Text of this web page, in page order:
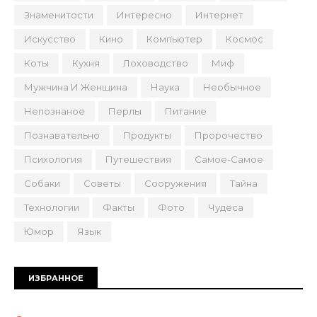
Знаменитости Интересно Интернет
Искусство Кино Компьютер Космос
Коты Кухня Лоховодство Миф
Мужчина И Женщина Наука Необычное
Непознаное Перлы Питание
Познавательно Продукты Пророчество
Психология Путешествия Самое-Самое
Собаки Советы Сооружения Тайна
Технологии Факты Фото Чудеса
Юмор Язык
ИЗБРАННОЕ